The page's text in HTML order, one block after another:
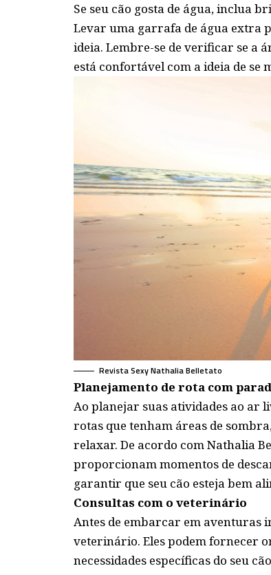
Se seu cão gosta de água, inclua
Levar uma garrafa de água extra
ideia. Lembre-se de verificar se a
está confortável com a ideia de se
Revista Sexy Nathalia Belletato
Planejamento de rota com
Ao planejar suas atividades ao ar
rotas que tenham áreas de
relaxar. De acordo com Nathalia
proporcionam momentos de
garantir que seu cão esteja bem
Consultas com o veterinário
Antes de embarcar em aventuras
veterinário. Eles podem fornecer
necessidades específicas do seu